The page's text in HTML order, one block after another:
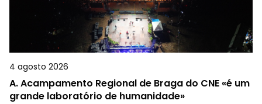
4 agosto 2026
A.Acampamento Regional de Braga do CNE «é um
grande laboratório de humanidade»